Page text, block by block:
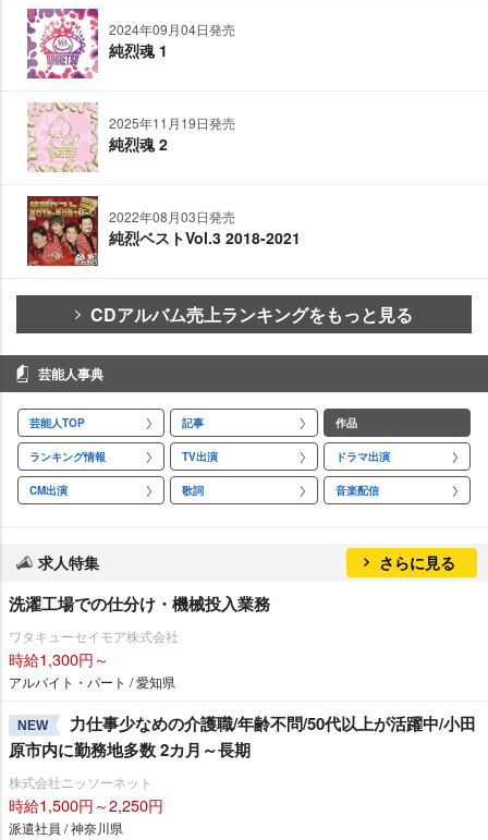
2024年09月04日発売
純烈魂 1
2025年11月19日発売
純烈魂 2
2022年08月03日発売
純烈ベストVol.3 2018-2021
CDアルバム売上ランキングをもっと見る
芸能人事典
芸能人TOP 記事 作品
ランキング情報 TV出演 ドラマ出演
CM出演 歌詞 音楽配信
求人特集 さらに見る
洗濯工場での仕分け・機械投入業務
ワタキューセイモア株式会社
時給1,300円～
アルバイト・パート / 愛知県
NEW
力仕事少なめの介護職/年齢不問/50代以上が活躍中/小田
原市内に勤務地多数 2カ月～長期
株式会社ニッソーネット
時給1,500円～2,250円
派遣社員 / 神奈川県